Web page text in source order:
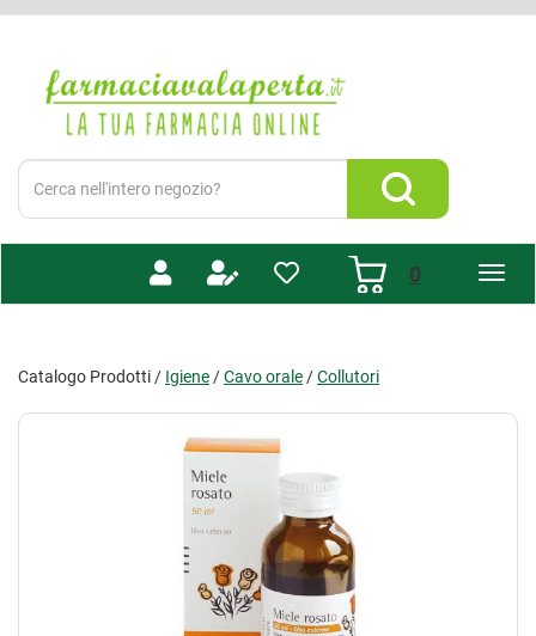
principale
Valaperta
Cerca
Prodotto
Cerca Prodotto
0prodotti
Catalogo Prodotti / Igiene /Cavo orale /Collutori